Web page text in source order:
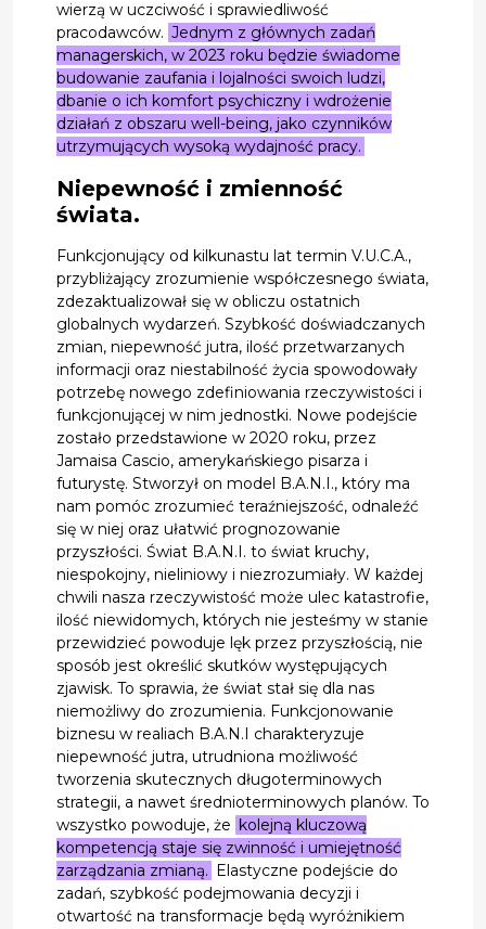
wierzą w uczciwość i sprawiedliwość
pracodawców. Jednym z głównych zadań
managerskich, w 2023 roku będzie świadome
budowanie zaufania i lojalności swoich ludzi,
dbanie o ich komfort psychiczny i wdrożenie
działań z obszaru well-being, jako czynników
utrzymujących wysoką wydajność pracy.
Niepewność i zmienność
świata.
Funkcjonujący od kilkunastu lat termin V.U.C.A.,
przybliżający zrozumienie współczesnego świata,
zdezaktualizował się w obliczu ostatnich
globalnych wydarzeń. Szybkość doświadczanych
zmian, niepewność jutra, ilość przetwarzanych
informacji oraz niestabilność życia spowodowały
potrzebę nowego zdefiniowania rzeczywistości i
funkcjonującej w nim jednostki. Nowe podejście
zostało przedstawione w 2020 roku, przez
Jamaisa Cascio, amerykańskiego pisarza i
futurystę. Stworzył on model B.A.N.I., który ma
nam pomóc zrozumieć teraźniejszość, odnaleźć
się w niej oraz ułatwić prognozowanie
przyszłości. Świat B.A.N.I. to świat kruchy,
niespokojny, nieliniowy i niezrozumiały. W każdej
chwili nasza rzeczywistość może ulec katastrofie,
ilość niewidomych, których nie jesteśmy w stanie
przewidzieć powoduje lęk przez przyszłością, nie
sposób jest określić skutków występujących
zjawisk. To sprawia, że świat stał się dla nas
niemożliwy do zrozumienia. Funkcjonowanie
biznesu w realiach B.A.N.I charakteryzuje
niepewność jutra, utrudniona możliwość
tworzenia skutecznych długoterminowych
strategii, a nawet średnioterminowych planów. To
wszystko powoduje, że kolejną kluczową
kompetencją staje się zwinność i umiejętność
zarządzania zmianą. Elastyczne podejście do
zadań, szybkość podejmowania decyzji i
otwartość na transformacje będą wyróżnikiem